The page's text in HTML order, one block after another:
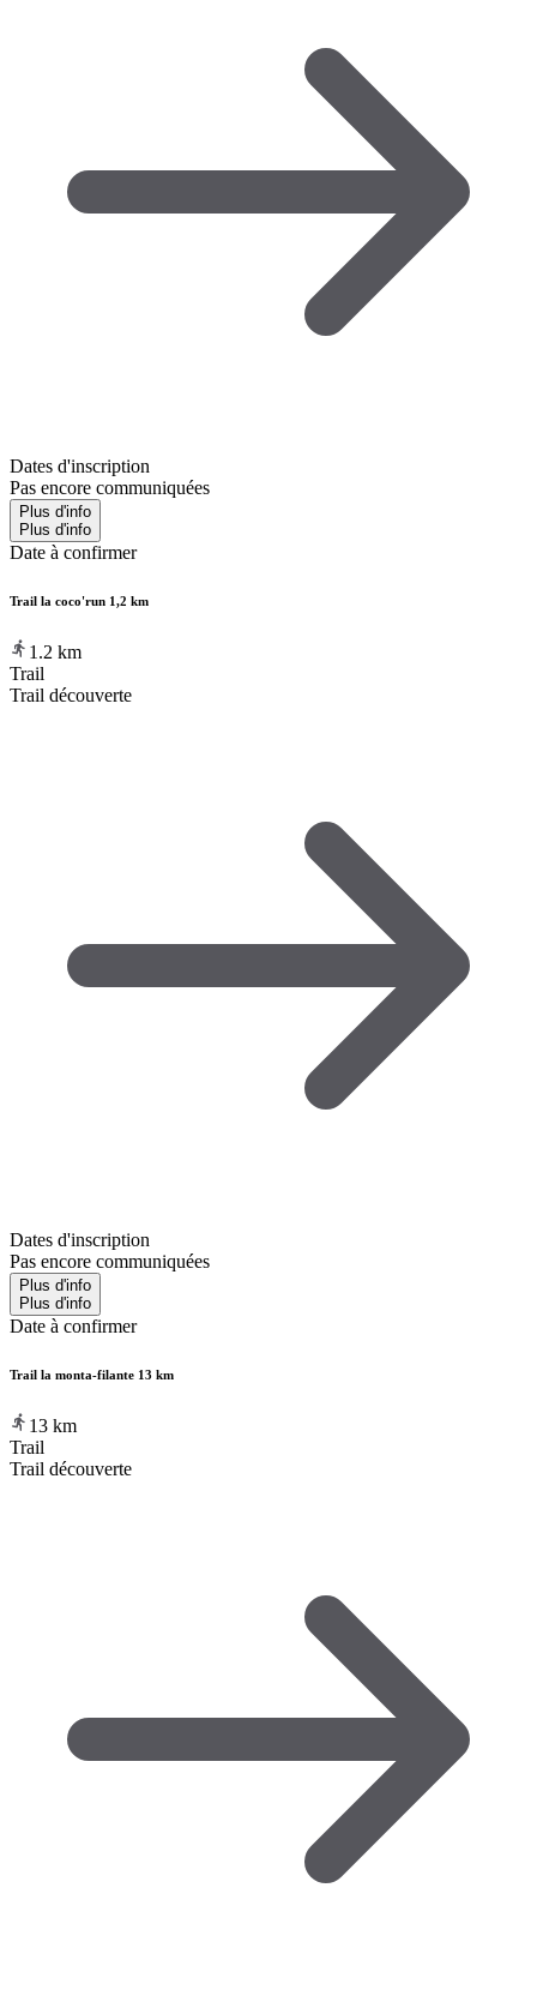
Dates d'inscription
Pas encore communiquées
Plus d'info
Plus d'info
Date à confirmer
Trail la coco'run 1,2 km
1.2 km
Trail
Trail découverte
Dates d'inscription
Pas encore communiquées
Plus d'info
Plus d'info
Date à confirmer
Trail la monta-filante 13 km
13 km
Trail
Trail découverte